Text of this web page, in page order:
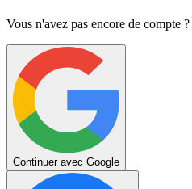
Vous n'avez pas encore de compte ?
Continuer avec Google